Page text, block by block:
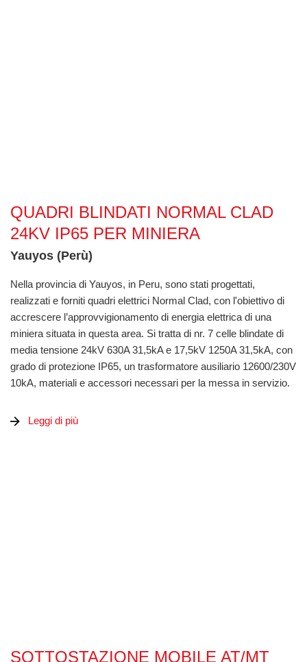
QUADRI BLINDATI NORMAL CLAD
24KV IP65 PER MINIERA
Yauyos (Perù)
Nella provincia di Yauyos, in Peru, sono stati progettati,
realizzati e forniti quadri elettrici Normal Clad, con l'obiettivo di
accrescere l’approvvigionamento di energia elettrica di una
miniera situata in questa area. Si tratta di nr. 7 celle blindate di
media tensione 24kV 630A 31,5kA e 17,5kV 1250A 31,5kA, con
grado di protezione IP65, un trasformatore ausiliario 12600/230V
10kA, materiali e accessori necessari per la messa in servizio.
Leggi di più
SOTTOSTAZIONE MOBILE AT/MT